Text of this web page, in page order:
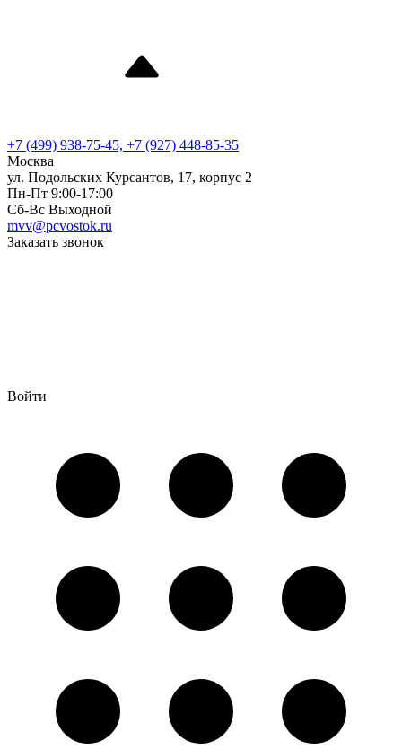
+7 (499) 938-75-45, +7 (927) 448-85-35
Москва
ул. Подольских Курсантов, 17, корпус 2
Пн-Пт 9:00-17:00
Сб-Вс Выходной
mvv@pcvostok.ru
Заказать звонок
Войти